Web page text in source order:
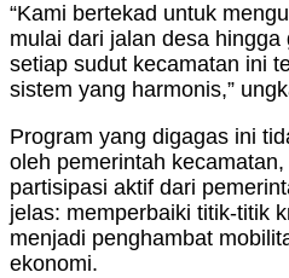
“Kami bertekad untuk
mulai dari jalan desa
setiap sudut kecamatan ini
sistem yang harmonis,”
Program yang digagas ini
oleh pemerintah
partisipasi aktif dari
jelas: memperbaiki titik-titik
menjadi penghambat
ekonomi.